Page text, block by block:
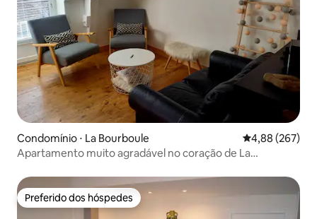
Condomínio ⋅ La Bourboule 4,88 de uma
4,88 (267)
Apartamento muito agradável no coração de La
Preferido dos hóspedes
Preferido dos hóspedes